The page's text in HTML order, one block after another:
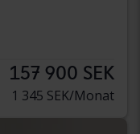
157 900 SEK
1 345 SEK/Monat